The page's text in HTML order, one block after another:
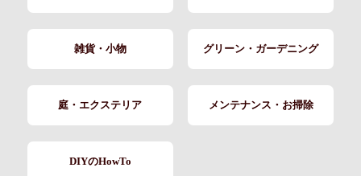
雑貨・小物 グリーン・ガーデニング
庭・エクステリア メンテナンス・お掃除
DIYのHowTo